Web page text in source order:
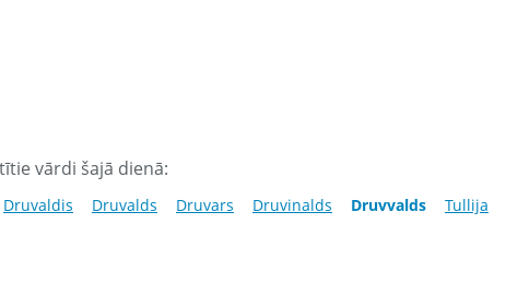
vārdi šajā dienā:
Druvaldis Druvalds Druvars Druvinalds Druvvalds Tullija